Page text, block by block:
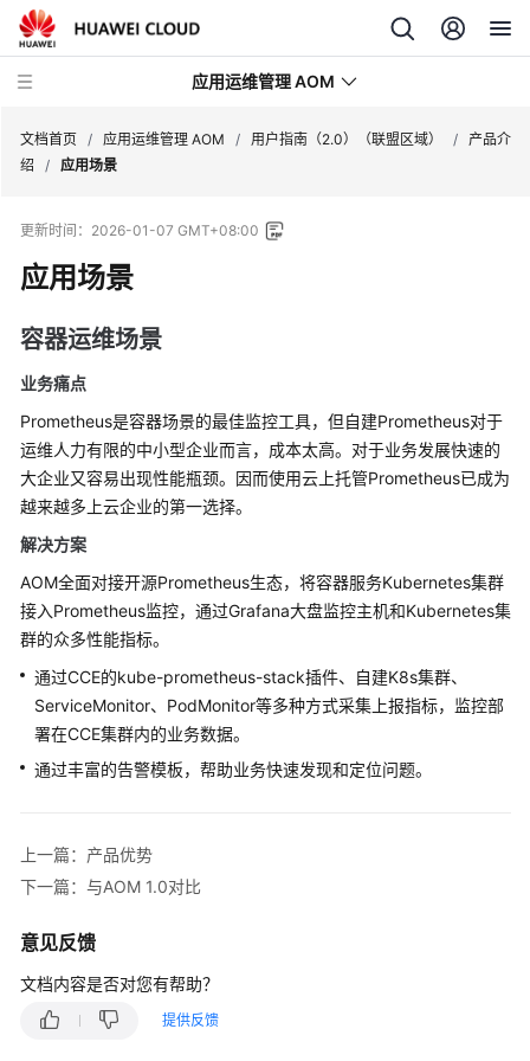
应用运维管理 AOM
新
动
态
产
品
介
绍
计
费
说
明
快
速
门
用
户
最
实
践
API
参
文档首页 / 应用运维管理 AOM / 用户指南（2.0）（联盟区域） / 产品介
绍
/ 应用场景
更新时间： 2026-01-07 GMT+08:00
应用场景
容器运维场景
业务痛点
Prometheus是容器场景的最佳监控工具，但自建Prometheus对于
运维人力有限的中小型企业而言，成本太高。对于业务发展快速的
大企业又容易出现性能瓶颈。因而使用云上托管Prometheus已成为
越来越多上云企业的第一选择。
解决方案
AOM全面对接开源Prometheus生态，将容器服务Kubernetes集群
接入Prometheus监控，通过Grafana大盘监控主机和Kubernetes集
群的众多性能指标。
通过CCE的kube-prometheus-stack插件、自建K8s集群、
ServiceMonitor、PodMonitor等多种方式采集上报指标，监控部
署在CCE集群内的业务数据。
通过丰富的告警模板，帮助业务快速发现和定位问题。
上一篇：产品优势
下一篇：与AOM 1.0对比
意见反馈
文档内容是否对您有帮助？
提供反馈